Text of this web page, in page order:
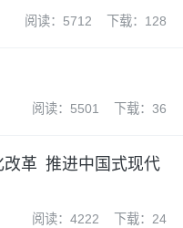
阅读：5712 下载：128
阅读：5501 下载：36
改革 推进中国式现代
阅读：4222 下载：24